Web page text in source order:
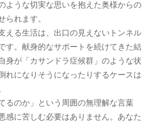
ような切実な思いを抱えた奥様からの
られます。
える生活は、出口の見えないトンネル
す。献身的なサポートを続けてきた結
身が「カサンドラ症候群」のような状
れになりそうになったりするケースは
るのか」という周囲の無理解な言葉
感に苦しむ必要はありません。あなた